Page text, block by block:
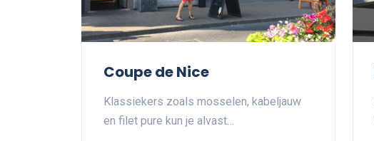
Coupe de Nice
Klassiekers zoals mosselen, kabeljauw
en filet pure kun je alvast…